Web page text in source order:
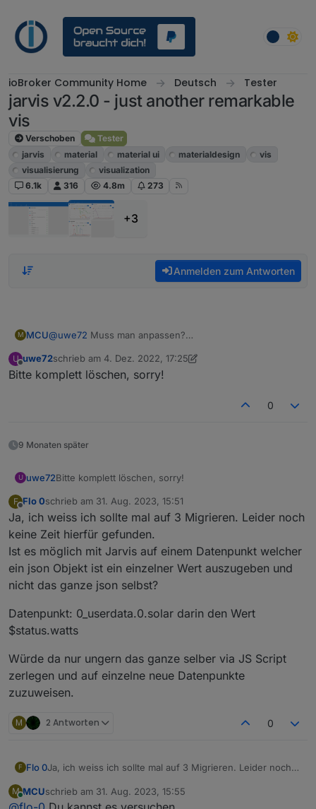
ioBroker Community Home Deutsch Tester
jarvis v2.2.0 - just another remarkable
vis
Verschoben
Tester
jarvis
material material ui materialdesign
vis
visualisierung
visualization
6.1k
316 4.8m 273
+3
Anmelden zum Antworten
M MCU@uwe72 Muss man anpassen?
effektprog./timetable
U
Offline
uwe72schrieb am 4. Dez. 2022, 17:25
zuletzt editiert von uwe7212. Apr. 2022, 18:39
Bitte komplett löschen, sorry!
0
9 Monaten später
U uwe72Bitte komplett löschen, sorry!
F
Offline
Flo 0schrieb am 31. Aug. 2023, 15:51
zuletzt editiert von
Ja, ich weiss ich sollte mal auf 3 Migrieren. Leider noch
keine Zeit hierfür gefunden.
Ist es möglich mit Jarvis auf einem Datenpunkt welcher
ein json Objekt ist ein einzelner Wert auszugeben und
nicht das ganze json selbst?
Datenpunkt: 0_userdata.0.solar darin den Wert
$status.watts
Würde da nur ungern das ganze selber via JS Script
zerlegen und auf einzelne neue Datenpunkte
zuzuweisen.
M 2 Antworten 0
F Flo 0Ja, ich weiss ich sollte mal auf 3 Migrieren. Leider noch
Ist es möglich mit Jarvis auf einem Datenpunkt welcher
Datenpunkt: 0_userdata.0.solar darin den Wert
M
Online
MCUschrieb am 31. Aug. 2023, 15:55
zuletzt editiert von